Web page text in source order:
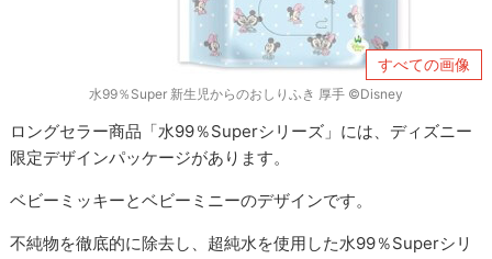
すべての画像
水99％Super 新生児からのおしりふき 厚手 ©︎Disney
ロングセラー商品「水99％Superシリーズ」には、ディズニー
限定デザインパッケージがあります。
ベビーミッキーとベビーミニーのデザインです。
不純物を徹底的に除去し、超純水を使用した水99％Superシリ